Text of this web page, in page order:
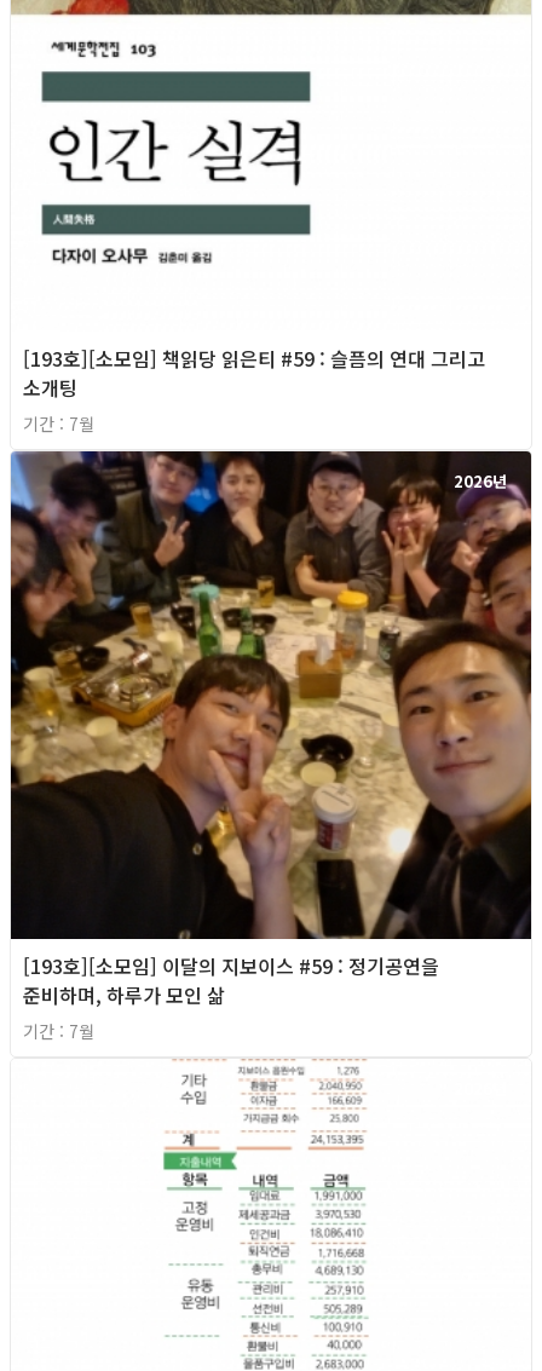
[193호][소모임] 책읽당 읽은티 #59 : 슬픔의 연대 그리고
소개팅
기간 : 7월
2026년
[193호][소모임] 이달의 지보이스 #59 : 정기공연을
준비하며, 하루가 모인 삶
기간 : 7월